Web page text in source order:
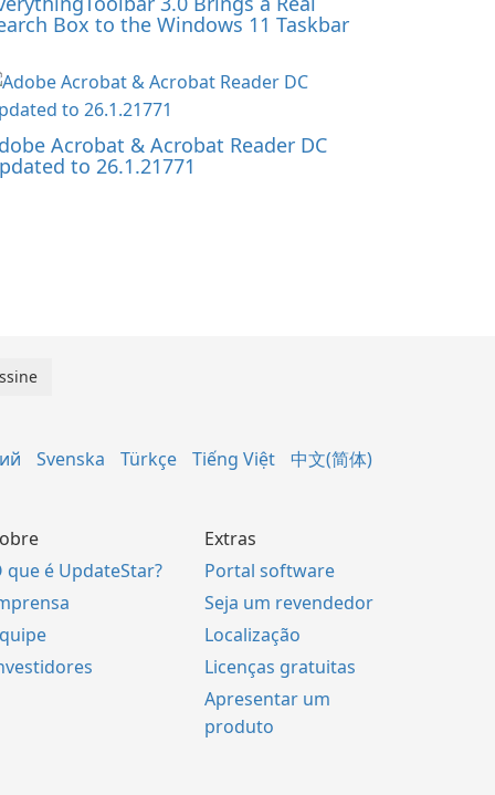
Box to the Windows 11 Taskbar
Acrobat & Acrobat Reader DC
to 26.1.21771
Svenska Türkçe Tiếng Việt
中文(简体)
que é UpdateStar?
Extras
Portal software
Seja um revendedor
Localização
Licenças gratuitas
Apresentar um
produto